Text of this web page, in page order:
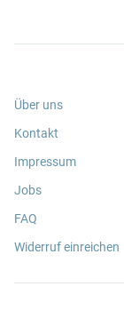
Über uns
Kontakt
Impressum
Jobs
FAQ
Widerruf einreichen